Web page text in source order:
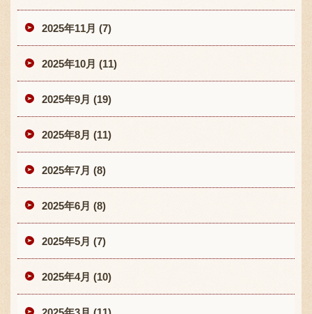
2025年11月 (7)
2025年10月 (11)
2025年9月 (19)
2025年8月 (11)
2025年7月 (8)
2025年6月 (8)
2025年5月 (7)
2025年4月 (10)